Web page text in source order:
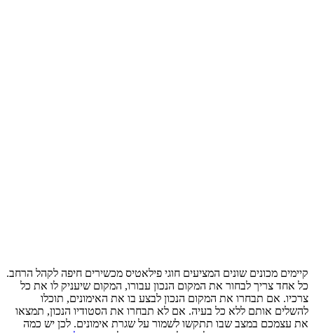
קיימים מכונים שונים המציעים חוגי פילאטיס מכשירים חיפה לקהל הרחב.
כל אחד צריך לבחור את המקום הנכון עבורו, המקום שיעניק לו את כל
צרכיו. אם תבחרו את המקום הנכון לבצע בו את האימונים, תוכלו
להשלים אותם ללא כל בעיה. אם לא תבחרו את הסטודיו הנכון, תמצאו
את עצמכם במצב שבו תתקשו לשמור על שגרת אימונים. לכן יש כמה